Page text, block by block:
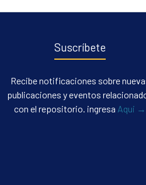
Suscríbete
Recibe notificaciones sobre
publicaciones y eventos
con el repositorio. ingresa Aqui →